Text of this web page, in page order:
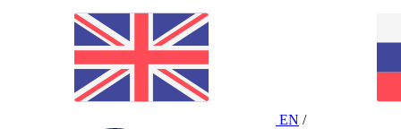
EN /